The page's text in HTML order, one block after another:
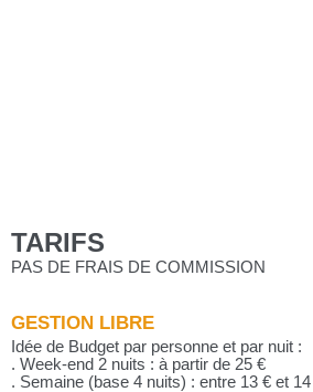
TARIFS
PAS DE FRAIS DE COMMISSION
GESTION LIBRE
Idée de Budget par personne et par nuit :
. Week-end 2 nuits : à partir de 25 €
. Semaine (base 4 nuits) : entre 13 € et